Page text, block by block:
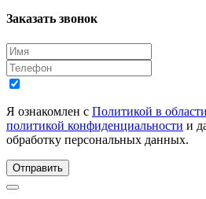
Заказать звонок
Я ознакомлен с Политикой в
политикой конфиденциальности и
обработку персональных данных.
Отправить